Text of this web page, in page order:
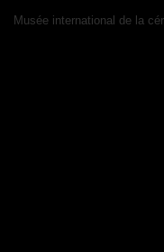
Musée international de la